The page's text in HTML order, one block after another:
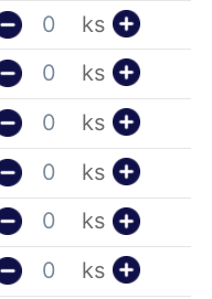
ks
ks
ks
ks
ks
ks